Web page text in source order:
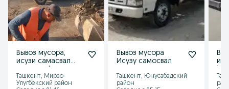
Вывоз мусора,
исузи самасвал
musor olib ketish
hizmati
Ташкент, Мирзо-
Улугбекский район
Вывоз мусора
Исузу самосвал
Ташкент, Юнусабадский
район
исузу